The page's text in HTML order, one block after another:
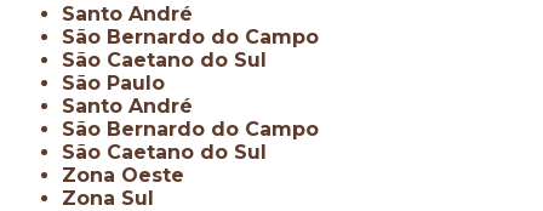
Santo André
São Bernardo do Campo
São Caetano do Sul
São Paulo
Santo André
São Bernardo do Campo
São Caetano do Sul
Zona Oeste
Zona Sul